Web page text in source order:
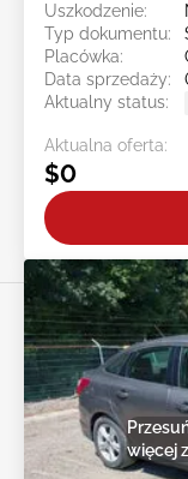
Uszkodzenie:
Typ dokumentu:
Placówka:
Data sprzedaży:
Aktualny status:
Aktualna oferta:
$0
więcej